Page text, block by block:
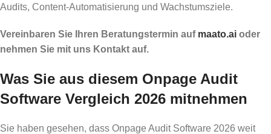
Audits, Content-Automatisierung und Wachstumsziele.
Vereinbaren Sie Ihren Beratungstermin auf maato.ai oder
nehmen Sie mit uns Kontakt auf.
Was Sie aus diesem Onpage Audit
Software Vergleich 2026 mitnehmen
Sie haben gesehen, dass Onpage Audit Software 2026 weit